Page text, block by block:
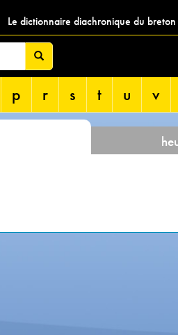
Le dictionnaire diachronique du
p r s t u v